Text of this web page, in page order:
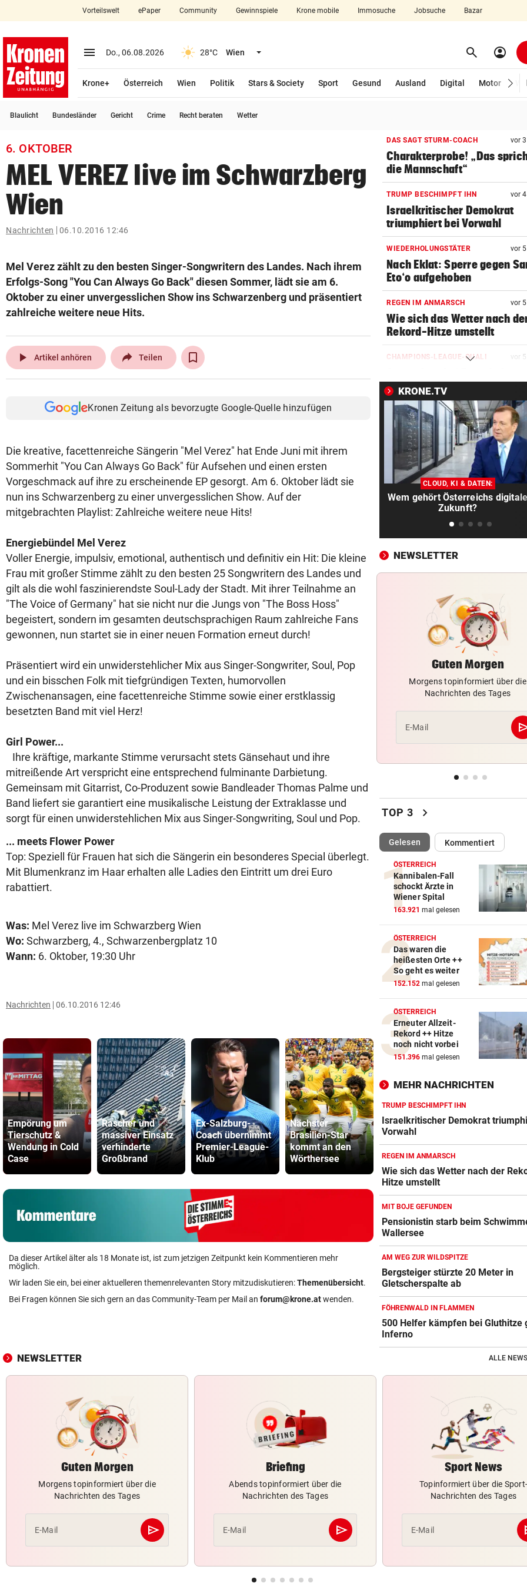
closeSchließen
account_circle Anmelden
arrow_right
bookmark
search
Suchbegriff
eingeben
© Krone Multimedia GmbH & Co KG 2026
Muthgasse 2, 1190 Wien
Vorteilswelt ePaper Community Gewinnspiele Krone mobile Immosuche Jobsuche Bazar
menu Menü aufklappen
Do., 06.08.2026 28°C Wien Menü aufklappen search Suchen
account_circle
Krone+ Österreich Wien Politik Stars & Society Sport Gesund Ausland Digital Motor
Blaulicht Bundesländer Gericht Crime Recht beraten Wetter
6. OKTOBER
MEL VEREZ live im Schwarzberg
Wien
Nachrichten 06.10.2016 12:46
Mel Verez zählt zu den besten Singer-Songwritern des Landes. Nach ihrem
Erfolgs-Song "You Can Always Go Back" diesen Sommer, lädt sie am 6.
Oktober zu einer unvergesslichen Show ins Schwarzenberg und präsentiert
zahlreiche weitere neue Hits.
play_arrow Artikel anhören Teilen
Kronen Zeitung als bevorzugte Google-Quelle hinzufügen
Die kreative, facettenreiche Sängerin "Mel Verez" hat Ende Juni mit ihrem
Sommerhit "You Can Always Go Back" für Aufsehen und einen ersten
Vorgeschmack auf ihre zu erscheinende EP gesorgt. Am 6. Oktober lädt sie
nun ins Schwarzenberg zu einer unvergesslichen Show. Auf der
mitgebrachten Playlist: Zahlreiche weitere neue Hits!
Energiebündel Mel Verez
Voller Energie, impulsiv, emotional, authentisch und definitiv ein Hit: Die kleine
Frau mit großer Stimme zählt zu den besten 25 Songwritern des Landes und
gilt als die wohl faszinierendste Soul-Lady der Stadt. Mit ihrer Teilnahme an
"The Voice of Germany" hat sie nicht nur die Jungs von "The Boss Hoss"
begeistert, sondern im gesamten deutschsprachigen Raum zahlreiche Fans
gewonnen, nun startet sie in einer neuen Formation erneut durch!
Präsentiert wird ein unwiderstehlicher Mix aus Singer-Songwriter, Soul, Pop
und ein bisschen Folk mit tiefgründigen Texten, humorvollen
Zwischenansagen, eine facettenreiche Stimme sowie einer erstklassig
besetzten Band mit viel Herz!
Girl Power...
Ihre kräftige, markante Stimme verursacht stets Gänsehaut und ihre
mitreißende Art verspricht eine entsprechend fulminante Darbietung.
Gemeinsam mit Gitarrist, Co-Produzent sowie Bandleader Thomas Palme und
Band liefert sie garantiert eine musikalische Leistung der Extraklasse und
sorgt für einen unwiderstehlichen Mix aus Singer-Songwriting, Soul und Pop.
... meets Flower Power
Top: Speziell für Frauen hat sich die Sängerin ein besonderes Special überlegt.
Mit Blumenkranz im Haar erhalten alle Ladies den Eintritt um drei Euro
rabattiert.
Was: Mel Verez live im Schwarzberg Wien
Wo: Schwarzberg, 4., Schwarzenbergplatz 10
Wann: 6. Oktober, 19:30 Uhr
Nachrichten 06.10.2016 12:46
Empörung um
Tierschutz &
Wendung in Cold
Case
Rascher und
massiver Einsatz
verhinderte
Großbrand
Ex-Salzburg-
Coach übernimmt
Premier-League-
Klub
Nächster
Brasilien-Star
kommt an den
Wörthersee
Nach Muren
dauern Arbeiten
noch bis zum
Wochenende
500 Helfer
Gluthitze
Da dieser Artikel älter als 18 Monate ist, ist zum jetzigen Zeitpunkt kein Kommentieren mehr
möglich.
Wir laden Sie ein, bei einer aktuelleren themenrelevanten Story mitzudiskutieren:Themenübersicht.
Bei Fragen können Sie sich gern an das Community-Team per Mail an forum@krone.atwenden.
DAS SAGT STURM-COACH vor
Charakterprobe! „Das
die Mannschaft“
TRUMP BESCHIMPFT IHN vor
Israelkritischer Demokrat
triumphiert bei Vorwahl
WIEDERHOLUNGSTÄTER vor
Nach Eklat: Sperre gegen
Eto‘o aufgehoben
REGEN IM ANMARSCH vor
Wie sich das Wetter nach
Rekord-Hitze umstellt
CHAMPIONS-LEAGUE-QUALI vor
Istanbul ohne Chance
MIT BOJE GEFUNDEN vor 6
Pensionistin starb beim
Schwimmen im Wallersee
FRÜCHTL „NEUER ZWEIER“ vor
Red Bull Salzburg hat neuen
Tormann gefunden
Bergsteiger stürzte 20
Gletscherspalte ab
CLOUD, KI & DATEN: vor
FÖHRENWALD IN FLAMMEN
500 Helfer kämpfen bei
gegen Inferno
BEI RONALDINHO-BESUCH vor 6
Nächster Brasilien-Star
den Wörthersee
vor
Premier-League-Klub
Darum spielte Sturm Graz
Brustsponsor
„KRONE“-INTERVIEW
Sabrina Setlur: „Mein Weg
hart, aber ehrlich“
CHAMPIONS-LEAGUE-QUALI vor
Tor-Spektakel! St. Pölten
Young Boys Bern
WILDE FAHRT DURCH WIEN vor
Mann floh nach Unfall
Mit Schuss gestoppt
MIT FORSCHER UNTERWEGS
Bundespräsident zeigt: So
dramatisch ist die Lage
WIR HATTEN 41,2 GRAD! vor
noch nicht vorbei
BEAMTE SIND AM ZUG vor
Feilschen um neue
geht munter weiter
POLIZEI SUCHT HINWEISE vor 8
Goldkettenräuber von Graz:
Weitere Opfer vermutet
KRONE.TV
CLOUD, KI & DATEN:
Wem gehört Österreichs digitale
Zukunft?
NEWSLETTER
Guten Morgen
Morgens topinformiert über die
Nachrichten des Tages
E-Mail
TOP 3 chevron_right
Gelesen(ausgewählt)Kommentiert
ÖSTERREICH
Kannibalen-Fall
schockt Ärzte in
Wiener Spital
163.921 mal gelesen
ÖSTERREICH
Das waren die
heißesten Orte ++
So geht es weiter
152.152 mal gelesen
ÖSTERREICH
Erneuter Allzeit-
Rekord ++ Hitze
noch nicht vorbei
151.396 mal gelesen
MEHR NACHRICHTEN
TRUMP BESCHIMPFT IHN
Israelkritischer Demokrat
Vorwahl
REGEN IM ANMARSCH
Wie sich das Wetter nach der
Hitze umstellt
MIT BOJE GEFUNDEN
Pensionistin starb beim
Wallersee
AM WEG ZUR WILDSPITZE
Bergsteiger stürzte 20 Meter in
Gletscherspalte ab
FÖHRENWALD IN FLAMMEN
500 Helfer kämpfen bei Gluthitze
Inferno
NEWSLETTER ALLE
Guten Morgen
Morgens topinformiert über die
Nachrichten des Tages
E-Mail send
Abschicken
Briefing
Abends topinformiert über die
Nachrichten des Tages
E-Mail send
Abschicken
Sport News
Topinformiert über die Sport-
Nachrichten des Tages
E-Mail